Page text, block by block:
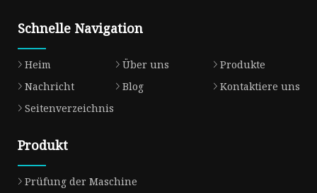
Schnelle Navigation
Heim Über uns
Produkte
Nachricht
Blog
Kontaktiere uns
Seitenverzeichnis
Produkt
Prüfung der Maschine